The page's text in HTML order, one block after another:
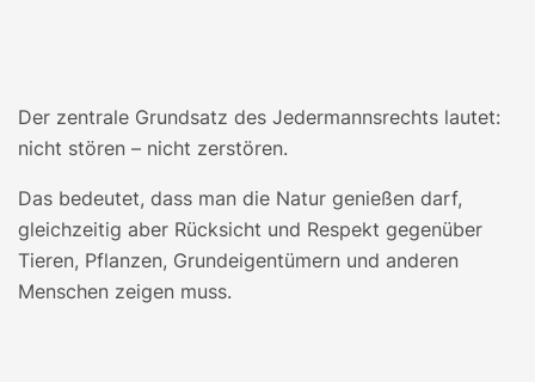
Der zentrale Grundsatz des Jedermannsrechts lautet:
nicht stören – nicht zerstören.
Das bedeutet, dass man die Natur genießen darf,
gleichzeitig aber Rücksicht und Respekt gegenüber
Tieren, Pflanzen, Grundeigentümern und anderen
Menschen zeigen muss.